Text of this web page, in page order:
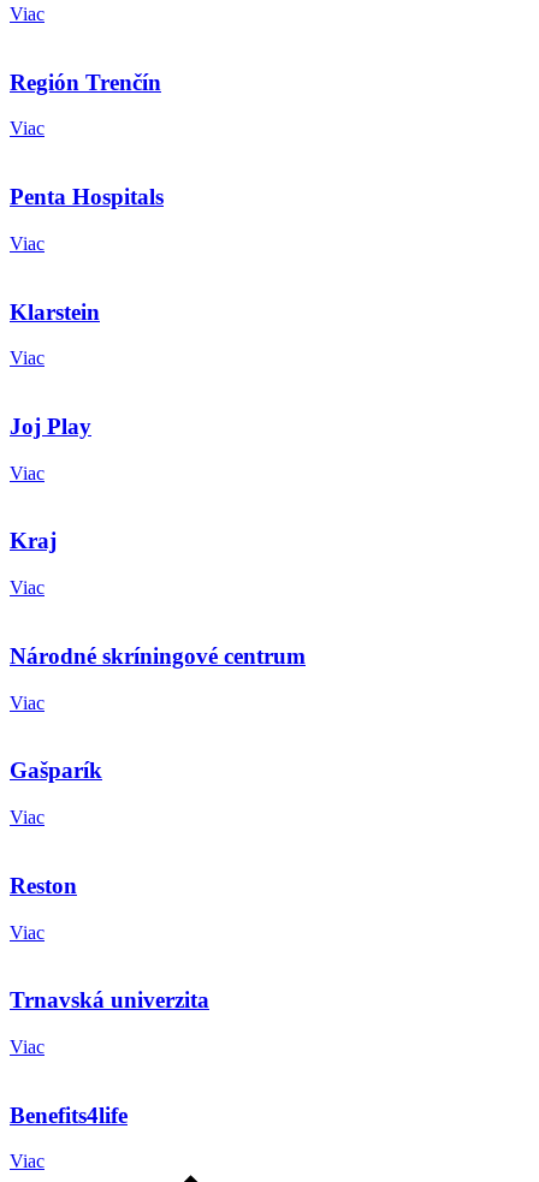
Viac
Región Trenčín
Viac
Penta Hospitals
Viac
Klarstein
Viac
Joj Play
Viac
Kraj
Viac
Národné skríningové centrum
Viac
Gašparík
Viac
Reston
Viac
Trnavská univerzita
Viac
Benefits4life
Viac